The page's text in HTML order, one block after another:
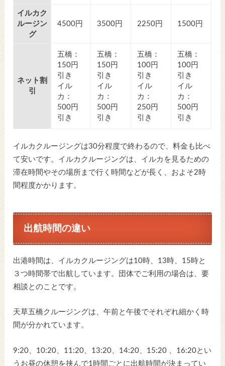
イルカク
ルージン
グ
4500円 3500円 2250円 1500円
ネット割
引
五橋：
150円
引き
イル
カ：
500円
引き
五橋：
150円
引き
イル
カ：
500円
引き
五橋：
100円
引き
イル
カ：
250円
引き
五橋：
100円
引き
イル
カ：
500円
引き
イルカクルージングは30分程度で終わるので、料金も比べ
て安いです。イルカクルージングは、イルカを見るための
滞在時間やその場所まで行く時間などが長く、およそ2時
間程度かかります。
出航時間の違い
出港時間は、イルカクルージングは10時、13時、15時と
３つ時間帯で出航しています。団体でご利用の場合は、要
相談とのことです。
天草五橋クルージングは、午前と午後でそれぞれ細かく時
間が分かれています。
9:20、10:20、11:20、13:20、14:20、15:20 、16:20とい
うお昼の休憩を挟んで1時間ごとに出航時間が決まってい